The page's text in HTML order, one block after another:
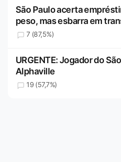
São Paulo acerta
peso, mas esbarra em
7 (87,5%)
URGENTE: Jogador do
Alphaville
19 (57,7%)